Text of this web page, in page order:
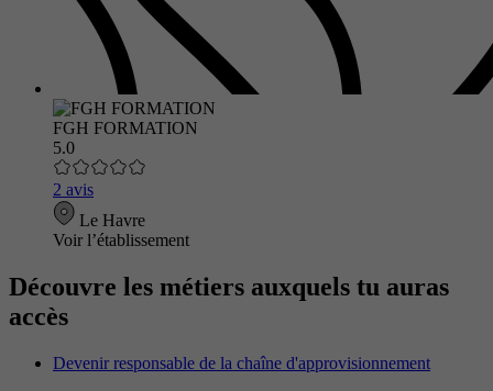
FGH FORMATION
5.0
2 avis
Le Havre
Voir l’établissement
Découvre les métiers auxquels tu auras
accès
Devenir responsable de la chaîne d'approvisionnement